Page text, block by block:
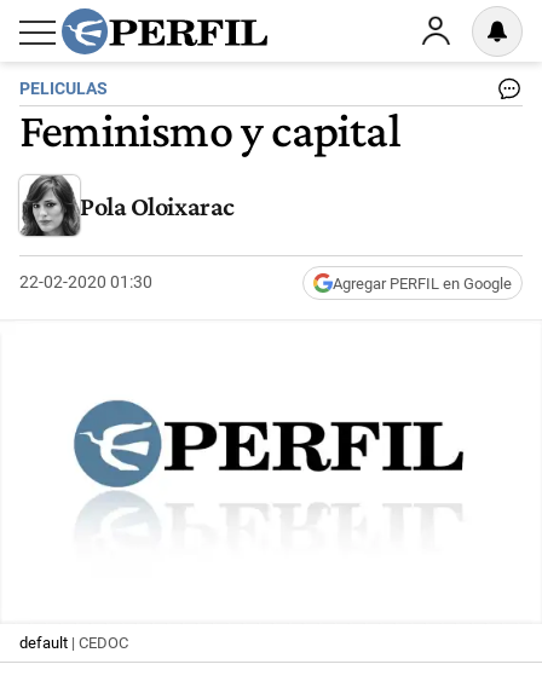
PELICULAS
Feminismo y capital
Pola Oloixarac
22-02-2020 01:30 Agregar PERFIL en Google
default | CEDOC